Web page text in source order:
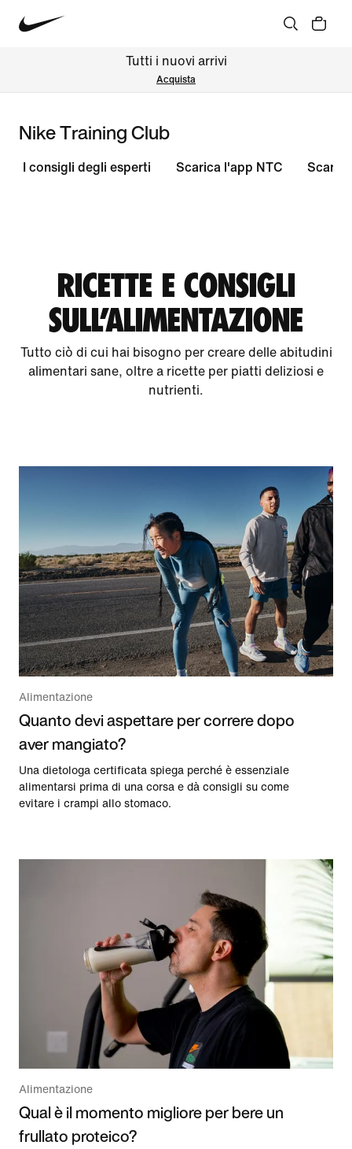
Tutti i nuovi arrivi
Acquista
Nike Training Club
I consigli degli esperti Scarica l'app NTC
RICETTE E CONSIGLI
SULL'ALIMENTAZIONE
Tutto ciò di cui hai bisogno per creare delle abitudini
alimentari sane, oltre a ricette per piatti deliziosi e
nutrienti.
Alimentazione
Quanto devi aspettare per correre dopo
aver mangiato?
Una dietologa certificata spiega perché è essenziale
alimentarsi prima di una corsa e dà consigli su come
evitare i crampi allo stomaco.
Alimentazione
Qual è il momento migliore per bere un
frullato proteico?